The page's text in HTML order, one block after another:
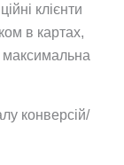
клієнти
в картах,
максимальна
конверсій/